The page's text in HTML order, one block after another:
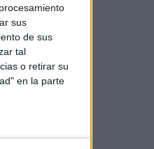
sus
de sus
tal
o retirar su
en la parte